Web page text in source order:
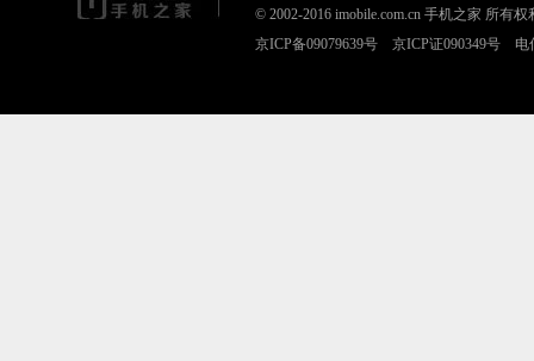
© 2002-2016 imobile.com.cn 手机之家 所有权
京ICP备09079639号 京ICP证090349号 电